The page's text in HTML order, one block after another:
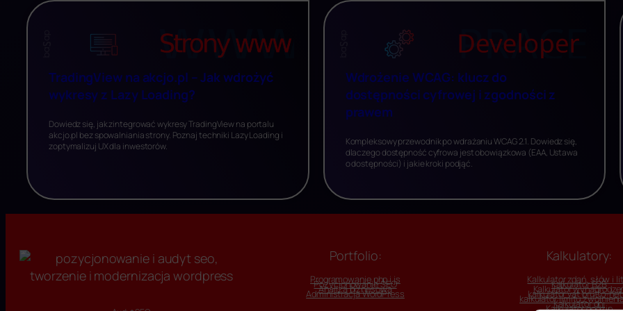
TradingView na akcjo.pl – Jak wdrożyć
wykresy z Lazy Loading?
Dowiedz się, jak zintegrować wykresy TradingView na portalu
akcjo.pl bez spowalniania strony. Poznaj techniki Lazy Loading i
zoptymalizuj UX dla inwestorów.
Wdrożenie WCAG: klucz do
dostępności cyfrowej i zgodności z
prawem
Kompleksowy przewodnik po wdrażaniu WCAG 2.1. Dowiedz się,
dlaczego dostępność cyfrowa jest obowiązkowa (EAA, Ustawa
o dostępności) i jakie kroki podjąć.
Portfolio:
Programowanie php i js
Pozycjonowanie SEO
Analiza biznesowa
Administracja WordPress
Kalkulatory:
Kalkulator zdań, słów i
Kalkulator B2B
Kalkulator
kalkulator vat brutto-
kalkulator limitu
Kalkulator dni
Kalkulator godzin